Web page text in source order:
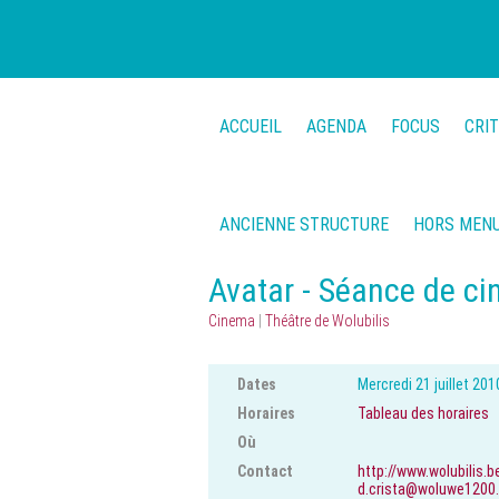
ACCUEIL AGENDA FOCUS
ANCIENNE STRUCTURE HORS
Avatar - Séance de
Cinema Théâtre de Wolubilis
Dates
Mercredi 21 juillet
Horaires
Tableau des horaires
Où
Contact
http://